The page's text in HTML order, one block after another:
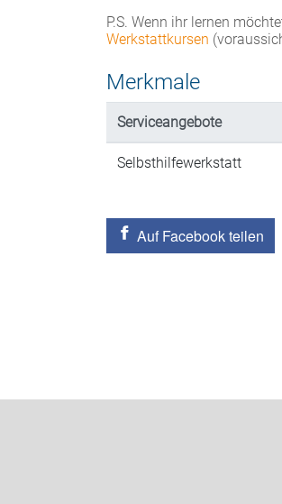
P.S. Wenn ihr lernen
Werkstattkursen
Merkmale
Serviceangebote
Selbsthilfewerkstatt
Auf Facebook teilen